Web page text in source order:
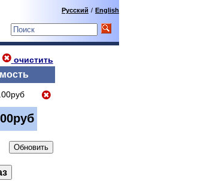
Русский / English
очистить